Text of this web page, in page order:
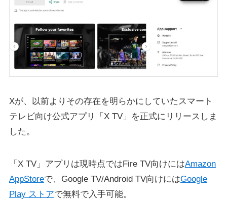
Xが、以前よりその存在を明らかにしていたスマート
テレビ向け公式アプリ「X TV」を正式にリリースしま
した。
「X TV」アプリは現時点ではFire TV向けにはAmazon
AppStoreで、Google TV/Android TV向けにはGoogle
Play ストアで無料で入手可能。